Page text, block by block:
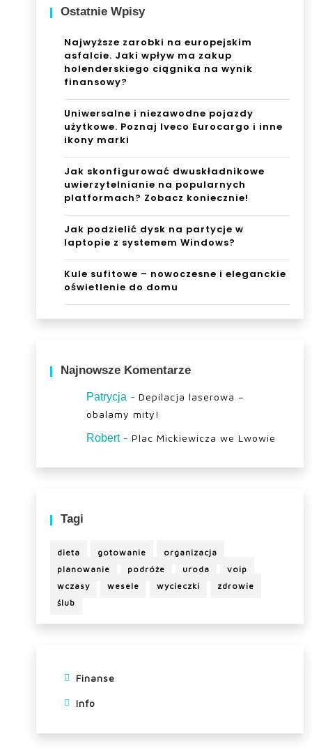
Ostatnie Wpisy
Najwyższe zarobki na europejskim
asfalcie. Jaki wpływ ma zakup
holenderskiego ciągnika na wynik
finansowy?
Uniwersalne i niezawodne pojazdy
użytkowe. Poznaj Iveco Eurocargo i inne
ikony marki
Jak skonfigurować dwuskładnikowe
uwierzytelnianie na popularnych
platformach? Zobacz koniecznie!
Jak podzielić dysk na partycje w
laptopie z systemem Windows?
Kule sufitowe – nowoczesne i eleganckie
oświetlenie do domu
Najnowsze Komentarze
Patrycja - Depilacja laserowa –
obalamy mity!
Robert- Plac Mickiewicza we Lwowie
Tagi
dieta gotowanie
organizacja
planowanie
podróże uroda
voip
wczasy
wesele wycieczki
zdrowie
ślub
Finanse
Info